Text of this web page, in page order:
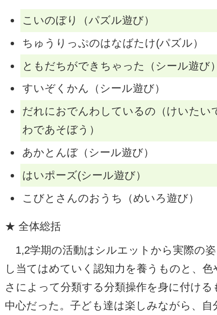
こいのぼり（パズル遊び）
ちゅうりっぷのはなばたけ(パズル）
ともだちができちゃった（シール遊び
すいぞくかん（シール遊び）
だれにおでんわしているの（けいたい
わであそぼう）
あかとんぼ（シール遊び）
はいポーズ(シール遊び）
こびとさんのおうち（めいろ遊び）
★ 全体総括
1,2学期の活動はシルエットから実際の
し当てはめていく認知力を養うものと、色
さによって分類する分類操作を身に付ける
中心だった。子ども達は楽しみながら、自